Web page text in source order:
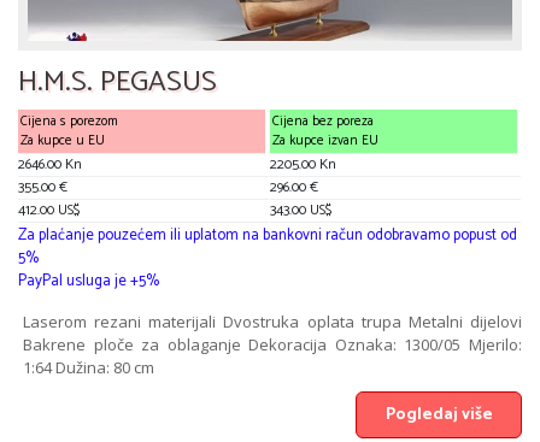
H.M.S. PEGASUS
Cijena s porezom
Za kupce u EU
2646.00 Kn
355.00 €
412.00 US$
Cijena bez poreza
Za kupce izvan EU
2205.00 Kn
296.00 €
343.00 US$
Za plaćanje pouzećem ili uplatom na bankovni račun odobravamo popust od
5%
PayPal usluga je +5%
Laserom rezani materijali Dvostruka oplata trupa Metalni dijelovi
Bakrene ploče za oblaganje Dekoracija Oznaka: 1300/05 Mjerilo:
1:64 Dužina: 80 cm
Pogledaj više